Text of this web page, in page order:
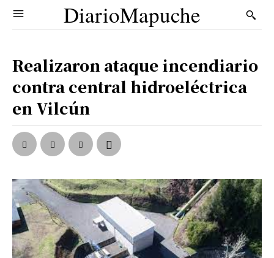
DiarioMapuche
Realizaron ataque incendiario
contra central hidroeléctrica
en Vilcún